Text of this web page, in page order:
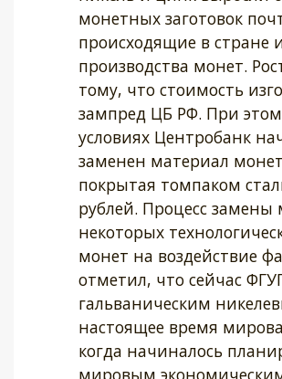
монетных заготовок
происходящие в
производства монет.
тому, что стоимость
зампред ЦБ РФ. При этом
условиях Центробанк
заменен материал
покрытая томпаком
рублей. Процесс
некоторых
монет на воздействие
отметил, что сейчас
гальваническим
настоящее время
когда начиналось
мировым